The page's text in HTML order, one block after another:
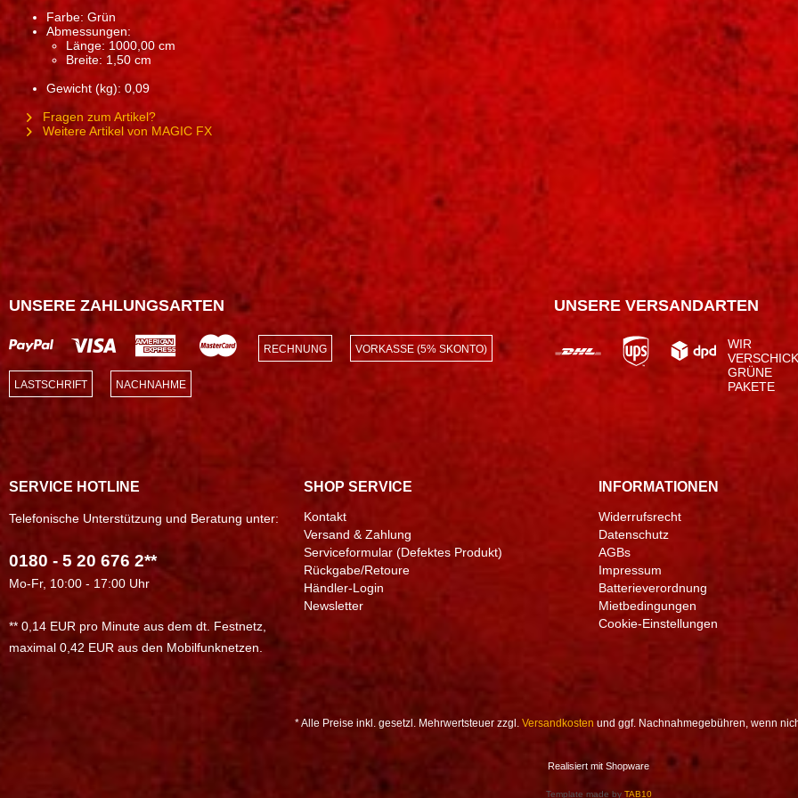
Farbe: Grün
Abmessungen:
Länge: 1000,00 cm
Breite: 1,50 cm
Gewicht (kg): 0,09
Fragen zum Artikel?
Weitere Artikel von MAGIC FX
UNSERE ZAHLUNGSARTEN
RECHNUNG VORKASSE (5% SKONTO)
LASTSCHRIFT NACHNAHME
UNSERE VERSANDARTEN
WIR
GRÜNE
PAKETE
SERVICE HOTLINE
Telefonische Unterstützung und Beratung unter:
0180 - 5 20 676 2**
Mo-Fr, 10:00 - 17:00 Uhr
** 0,14 EUR pro Minute aus dem dt. Festnetz,
maximal 0,42 EUR aus den Mobilfunknetzen.
SHOP SERVICE
Kontakt
Versand & Zahlung
Serviceformular (Defektes Produkt)
Rückgabe/Retoure
Händler-Login
Newsletter
INFORMATIONEN
Widerrufsrecht
Datenschutz
AGBs
Impressum
Batterieverordnung
Mietbedingungen
Cookie-Einstellungen
* Alle Preise inkl. gesetzl. Mehrwertsteuer zzgl. Versandkosten und ggf. Nachnahmegebühren, wenn
Realisiert mit Shopware
Template made by TAB10